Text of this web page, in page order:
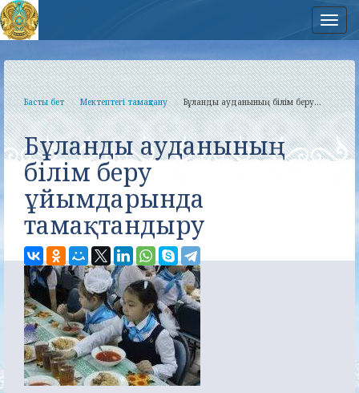
Басты бет Мектептегі тамақтану Бұланды ауданының білім беру...
Бұланды ауданының
білім беру
ұйымдарында
тамақтандыру